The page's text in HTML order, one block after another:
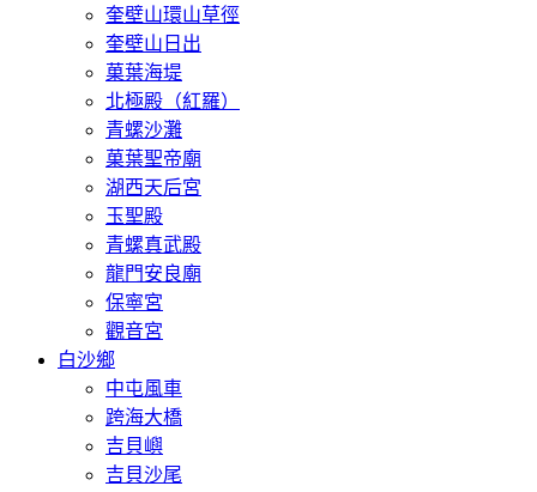
奎壁山環山草徑
奎壁山日出
菓葉海堤
北極殿（紅羅）
青螺沙灘
菓葉聖帝廟
湖西天后宮
玉聖殿
青螺真武殿
龍門安良廟
保寧宮
觀音宮
白沙鄉
中屯風車
跨海大橋
吉貝嶼
吉貝沙尾